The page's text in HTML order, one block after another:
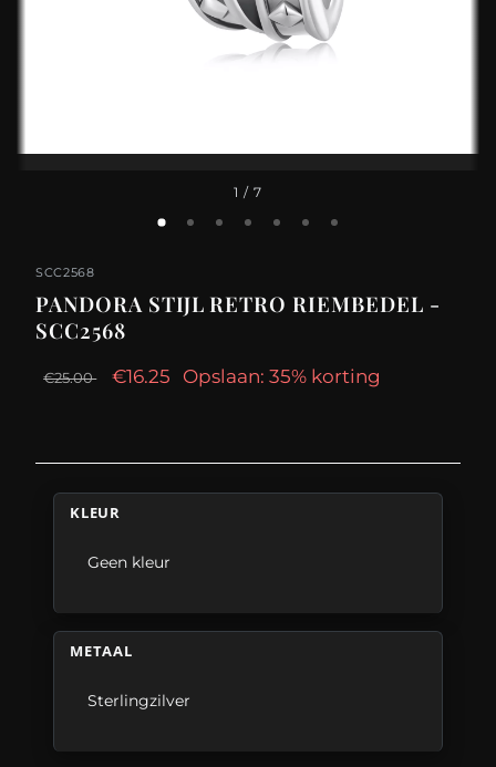
1 / 7
SCC2568
PANDORA STIJL RETRO RIEMBEDEL -
SCC2568
€25.00 €16.25 Opslaan: 35% korting
KLEUR
Geen kleur
METAAL
Sterlingzilver